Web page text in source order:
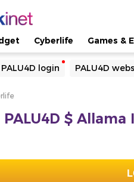
Cyberlife Games &
PALU4D login PALU4D
ramai dicari
PALU4D $